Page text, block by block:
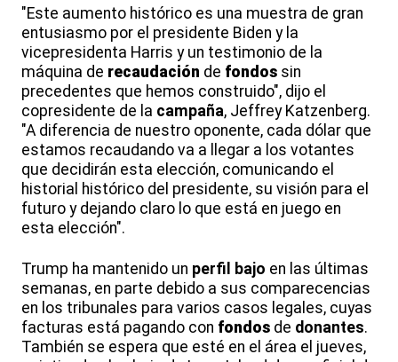
"Este aumento histórico es una muestra de gran
entusiasmo por el presidente Biden y la
vicepresidenta Harris y un testimonio de la
máquina de recaudación de fondos sin
precedentes que hemos construido", dijo el
copresidente de la campaña, Jeffrey Katzenberg.
"A diferencia de nuestro oponente, cada dólar que
estamos recaudando va a llegar a los votantes
que decidirán esta elección, comunicando el
historial histórico del presidente, su visión para el
futuro y dejando claro lo que está en juego en
esta elección".
Trump ha mantenido un perfil bajo en las últimas
semanas, en parte debido a sus comparecencias
en los tribunales para varios casos legales, cuyas
facturas está pagando con fondos de donantes.
También se espera que esté en el área el jueves,